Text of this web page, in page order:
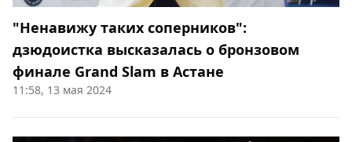
"Ненавижу таких соперников":
дзюдоистка высказалась о бронзовом
финале Grand Slam в Астане
11:58, 13 мая 2024